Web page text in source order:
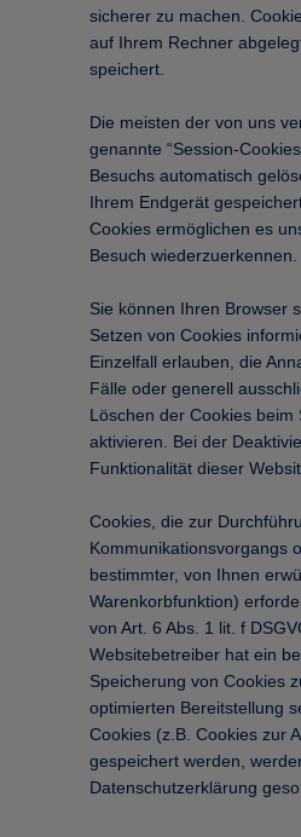
sicherer zu machen.
auf Ihrem Rechner
speichert.
Die meisten der von uns
genannte “Session-
Besuchs automatisch
Ihrem Endgerät
Cookies ermöglichen es
Besuch wiederzuerkennen.
Sie können Ihren Browser
Setzen von Cookies
Einzelfall erlauben, die
Fälle oder generell
Löschen der Cookies
aktivieren. Bei der
Funktionalität dieser
Cookies, die zur
Kommunikationsvorgangs
bestimmter, von Ihnen
Warenkorbfunktion)
von Art. 6 Abs. 1 lit. f
Websitebetreiber hat ein
Speicherung von Cookies
optimierten Bereitstellung
Cookies (z.B. Cookies zur
gespeichert werden,
Datenschutzerklärung